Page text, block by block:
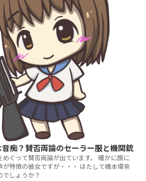
痴？賛否両論のセーラー服と機関銃
ぐって賛否両論が出ています。 確かに顔に
特徴の彼女ですが・・・ はたして橋本環奈
しょうか？